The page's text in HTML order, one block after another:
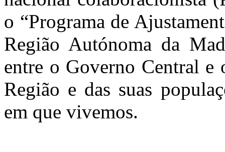
o “Programa de
Região Autónoma da
entre o Governo Central e
Região e das suas
em que vivemos.